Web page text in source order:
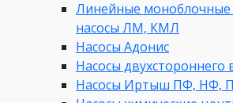
Линейные
насосы ЛМ, КМЛ
Насосы Адонис
Насосы двухстороннего
Насосы Иртыш ПФ, НФ,